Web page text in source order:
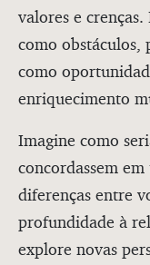
valores e crenças.
como obstáculos,
como
enriquecimento
Imagine como
concordassem
diferenças entre
profundidade à
explore novas